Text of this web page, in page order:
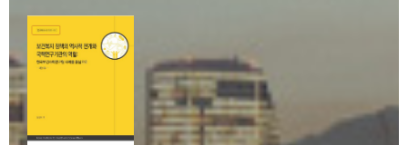
성과 50선 숫자로 보는 50년
세계와 함께 한 KIHASA
VR 역사관